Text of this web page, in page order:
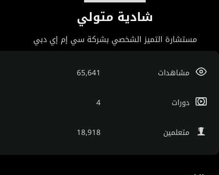
شادية متولي
مستشارة التميز الشخصي بشركة سي إم إي دبي
مشاهدات 65,641
دورات 4
متعلمين 18,918